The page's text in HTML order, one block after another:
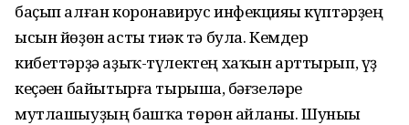
баҫып алған коронавирус инфекцияһы күптәрҙең
ысын йөҙөн асты тиһәк тә була. Кемдер
кибеттәрҙә аҙыҡ-түлектең хаҡын арттырып, үҙ
кеҫәһен байытырға тырышһа, бәғзеләре
мутлашыуҙың башҡа төрөн һайланы. Шуныһы